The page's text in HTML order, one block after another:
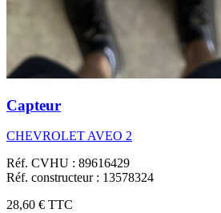
Capteur
CHEVROLET AVEO 2
Réf. CVHU : 89616429
Réf. constructeur : 13578324
28,60 € TTC